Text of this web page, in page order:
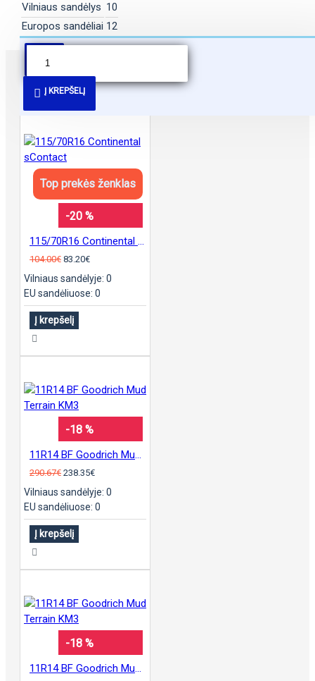
Vilniaus sandėlys 10
Europos sandėliai 12
Į KREPŠELĮ
PANAŠŪS PASIŪLYMAI
Top prekės ženklas
-20 %
104.00€ 83.20€
Vilniaus sandėlyje: 0
EU sandėliuose: 0
Į krepšelį
-18 %
290.67€ 238.35€
Vilniaus sandėlyje: 0
EU sandėliuose: 0
Į krepšelį
-18 %